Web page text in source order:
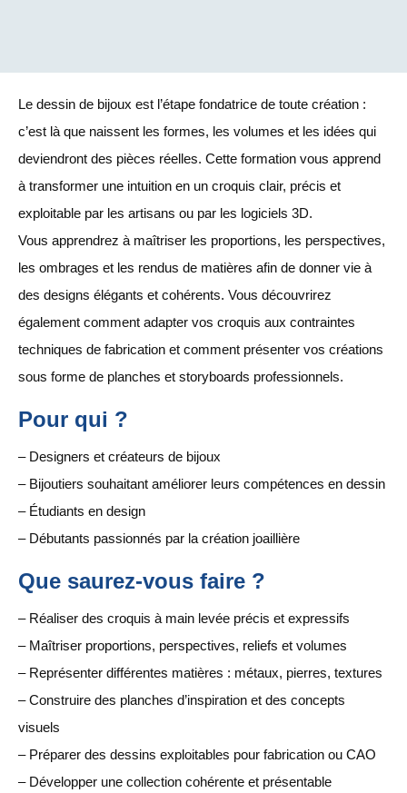
Le dessin de bijoux est l’étape fondatrice de toute création :
c’est là que naissent les formes, les volumes et les idées qui
deviendront des pièces réelles. Cette formation vous apprend
à transformer une intuition en un croquis clair, précis et
exploitable par les artisans ou par les logiciels 3D.
Vous apprendrez à maîtriser les proportions, les perspectives,
les ombrages et les rendus de matières afin de donner vie à
des designs élégants et cohérents. Vous découvrirez
également comment adapter vos croquis aux contraintes
techniques de fabrication et comment présenter vos créations
sous forme de planches et storyboards professionnels.
Pour qui ?
– Designers et créateurs de bijoux
– Bijoutiers souhaitant améliorer leurs compétences en dessin
– Étudiants en design
– Débutants passionnés par la création joaillière
Que saurez-vous faire ?
– Réaliser des croquis à main levée précis et expressifs
– Maîtriser proportions, perspectives, reliefs et volumes
– Représenter différentes matières : métaux, pierres, textures
– Construire des planches d’inspiration et des concepts
visuels
– Préparer des dessins exploitables pour fabrication ou CAO
– Développer une collection cohérente et présentable